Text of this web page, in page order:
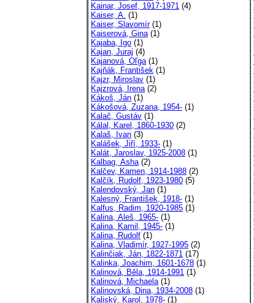
Kainar, Josef, 1917-1971 (4)
Kaiser, A. (1)
Kaiser, Slavomír(1)
Kaiserová, Gina(1)
Kajaba, Igo (1)
Kajan, Juraj (4)
Kajanová, Oľga(1)
Kajňák, František (1)
Kajzr, Miroslav (1)
Kajzrová, Irena(2)
Kákoš, Ján (1)
Kákošová, Zuzana, 1954- (1)
Kalač, Gustáv (1)
Kálal, Karel, 1860-1930 (2)
Kalaš, Ivan (3)
Kalášek, Jiří, 1933- (1)
Kalát, Jaroslav, 1925-2008 (1)
Kalbag, Asha(2)
Kalčev, Kamen, 1914-1988 (2)
Kalčík, Rudolf, 1923-1980 (5)
Kalendovský, Jan (1)
Kalesný, František, 1918- (1)
Kalfus, Radim, 1920-1985 (1)
Kalina, Aleš, 1965- (1)
Kalina, Kamil, 1945- (1)
Kalina, Rudolf (1)
Kalina, Vladimír, 1927-1995 (2)
Kalinčiak, Ján, 1822-1871 (17)
Kalinka, Joachim, 1601-1678 (1)
Kalinová, Běla, 1914-1991 (1)
Kalinová, Michaela(1)
Kalinovská, Dina, 1934-2008 (1)
Kaliský, Karol, 1978- (1)